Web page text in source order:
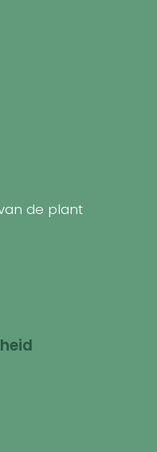
de plant